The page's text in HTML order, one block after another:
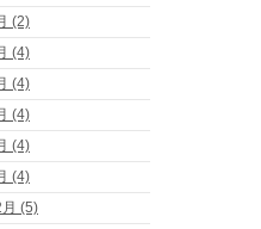
(2)
(4)
(4)
(4)
(4)
(4)
(5)